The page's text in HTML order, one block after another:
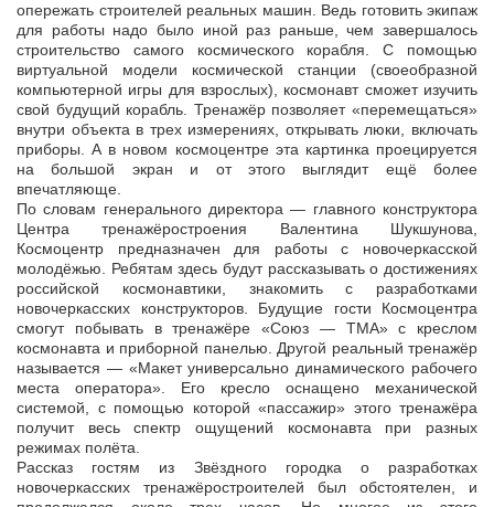
опережать строителей реальных машин. Ведь готовить экипаж
для работы надо было иной раз раньше, чем завершалось
строительство самого космического корабля. С помощью
виртуальной модели космической станции (своеобразной
компьютерной игры для взрослых), космонавт сможет изучить
свой будущий корабль. Тренажёр позволяет «перемещаться»
внутри объекта в трех измерениях, открывать люки, включать
приборы. А в новом космоцентре эта картинка проецируется
на большой экран и от этого выглядит ещё более
впечатляюще.
По словам генерального директора — главного конструктора
Центра тренажёростроения Валентина Шукшунова,
Космоцентр предназначен для работы с новочеркасской
молодёжью. Ребятам здесь будут рассказывать о достижениях
российской космонавтики, знакомить с разработками
новочеркасских конструкторов. Будущие гости Космоцентра
смогут побывать в тренажёре «Союз — ТМА» с креслом
космонавта и приборной панелью. Другой реальный тренажёр
называется — «Макет универсально динамического рабочего
места оператора». Его кресло оснащено механической
системой, с помощью которой «пассажир» этого тренажёра
получит весь спектр ощущений космонавта при разных
режимах полёта.
Рассказ гостям из Звёздного городка о разработках
новочеркасских тренажёростроителей был обстоятелен, и